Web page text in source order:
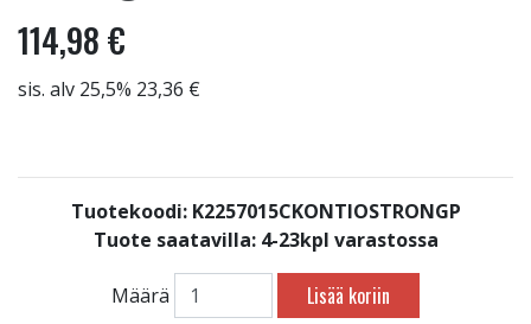
114,98 €
sis. alv 25,5% 23,36 €
Tuotekoodi: K2257015CKONTIOSTRONGP
Tuote saatavilla: 4-23kpl varastossa
Määrä Lisää koriin